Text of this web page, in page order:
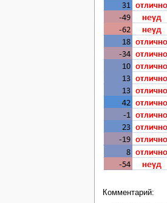
Комментарий: